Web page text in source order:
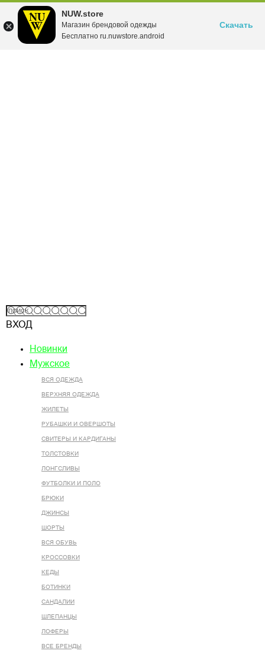
NUW.store
Магазин брендовой одежды
Бесплатно ru.nuwstore.android
Скачать
ВХОД
Новинки
Мужское
ВСЯ ОДЕЖДА
ВЕРХНЯЯ ОДЕЖДА
ЖИЛЕТЫ
РУБАШКИ И ОВЕРШОТЫ
СВИТЕРЫ И КАРДИГАНЫ
ТОЛСТОВКИ
ЛОНГСЛИВЫ
ФУТБОЛКИ И ПОЛО
БРЮКИ
ДЖИНСЫ
ШОРТЫ
ВСЯ ОБУВЬ
КРОССОВКИ
КЕДЫ
БОТИНКИ
САНДАЛИИ
ШЛЕПАНЦЫ
ЛОФЕРЫ
ВСЕ БРЕНДЫ